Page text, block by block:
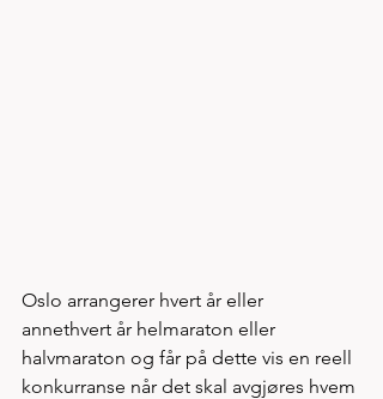
Oslo arrangerer hvert år eller
annethvert år helmaraton eller
halvmaraton og får på dette vis en reell
konkurranse når det skal avgjøres hvem